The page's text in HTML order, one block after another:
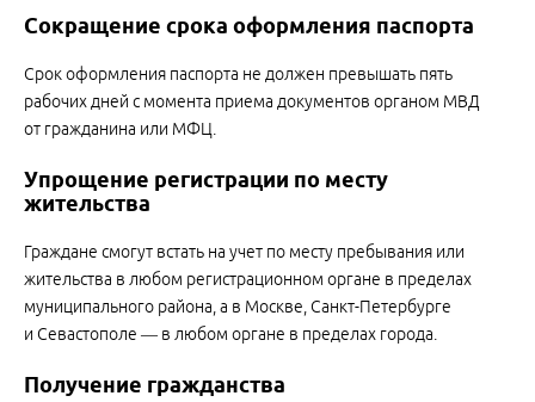
Сокращение срока оформления паспорта
Срок оформления паспорта не должен превышать пять
рабочих дней с момента приема документов органом МВД
от гражданина или МФЦ.
Упрощение регистрации по месту
жительства
Граждане смогут встать на учет по месту пребывания или
жительства в любом регистрационном органе в пределах
муниципального района, а в Москве, Санкт-Петербурге
и Севастополе — в любом органе в пределах города.
Получение гражданства